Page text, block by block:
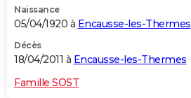
Naissance
05/04/1920 à Encausse-les-Thermes
Décès
18/04/2011 à Encausse-les-Thermes
Famille SOST